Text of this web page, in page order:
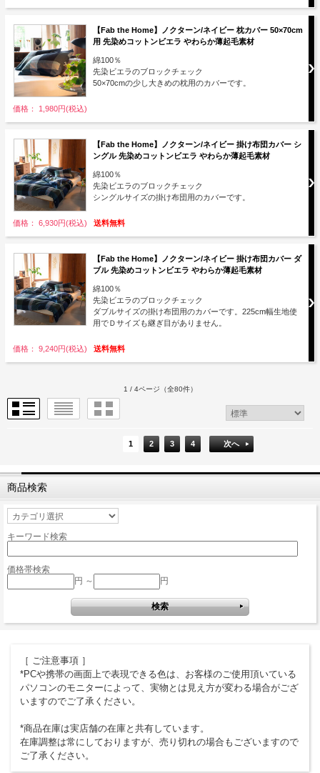
【Fab the Home】ノクターン/ネイビー 枕カバー 50×70cm
用 先染めコットンビエラ やわらか薄起毛素材
綿100％
先染ビエラのブロックチェック
50×70cmの少し大きめの枕用のカバーです。
価格： 1,980円(税込)
【Fab the Home】ノクターン/ネイビー 掛け布団カバー シ
ングル 先染めコットンビエラ やわらか薄起毛素材
綿100％
先染ビエラのブロックチェック
シングルサイズの掛け布団用のカバーです。
価格： 6,930円(税込) 送料無料
【Fab the Home】ノクターン/ネイビー 掛け布団カバー ダ
ブル 先染めコットンビエラ やわらか薄起毛素材
綿100％
先染ビエラのブロックチェック
ダブルサイズの掛け布団用のカバーです。225cm幅生地使
用でＤサイズも継ぎ目がありません。
価格： 9,240円(税込) 送料無料
1 / 4ページ （全80件）
1 2 3 4 次へ
商品検索
キーワード検索
価格帯検索
円 ～
円
［ ご注意事項 ］
*PCや携帯の画面上で表現できる色は、お客様のご使用頂いている
パソコンのモニターによって、実物とは見え方が変わる場合がござ
いますのでご了承ください。
*商品在庫は実店舗の在庫と共有しています。
在庫調整は常にしておりますが、売り切れの場合もございますので
ご了承ください。